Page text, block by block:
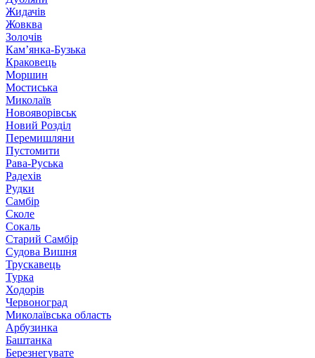
Жидачів
Жовква
Золочів
Кам’янка-Бузька
Краковець
Моршин
Мостиська
Миколаїв
Новояворівськ
Новий Розділ
Перемишляни
Пустомити
Рава-Руська
Радехів
Рудки
Самбір
Сколе
Сокаль
Старий Самбір
Судова Вишня
Трускавець
Турка
Ходорів
Червоноград
Миколаївська область
Арбузинка
Баштанка
Березнегувате